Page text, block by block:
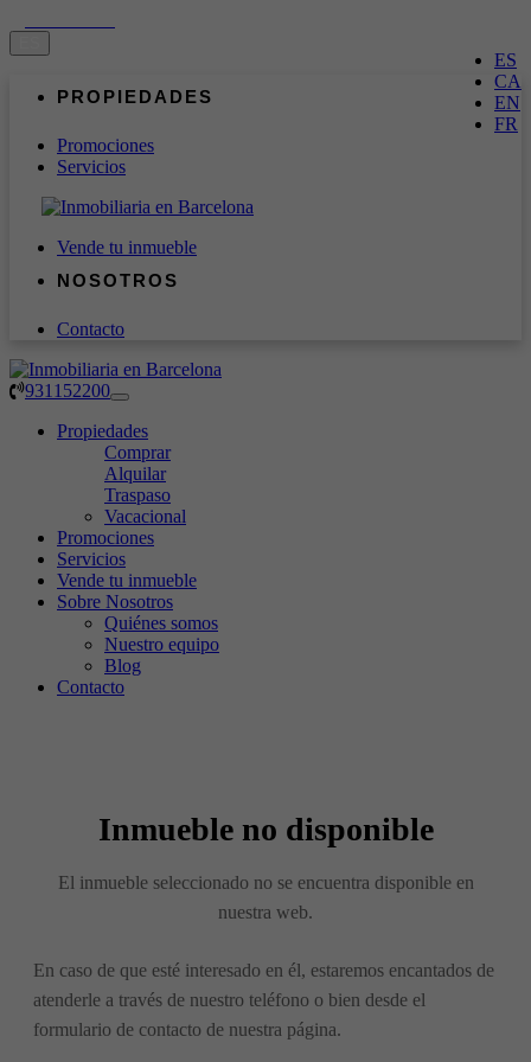
ES
CA
EN
FR
PROPIEDADES
Promociones
Servicios
Vende tu inmueble
NOSOTROS
Contacto
COMPRAR
QUIÉNES SOMOS
931152200
Toggle
navigation
Propiedades
Comprar
Alquilar
Traspaso
Vacacional
Promociones
Servicios
Vende tu inmueble
Sobre Nosotros
Quiénes somos
Nuestro equipo
Blog
Contacto
Inmueble no disponible
El inmueble seleccionado no se encuentra disponible en
nuestra web.
En caso de que esté interesado en él, estaremos encantados de
atenderle a través de nuestro teléfono o bien desde el
formulario de contacto de nuestra página.